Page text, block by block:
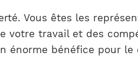
Vous êtes les
votre travail et des
énorme bénéfice pour le